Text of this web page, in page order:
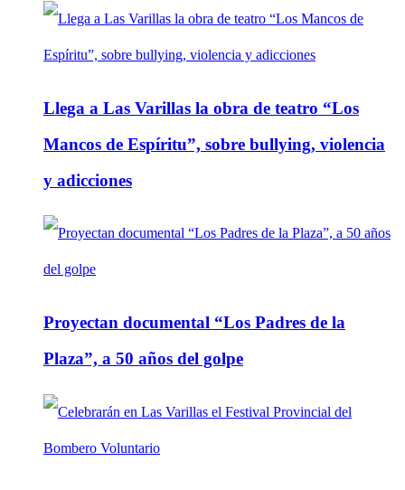
Llega a Las Varillas la obra de teatro “Los
Mancos de Espíritu”, sobre bullying, violencia
y adicciones
Proyectan documental “Los Padres de la
Plaza”, a 50 años del golpe